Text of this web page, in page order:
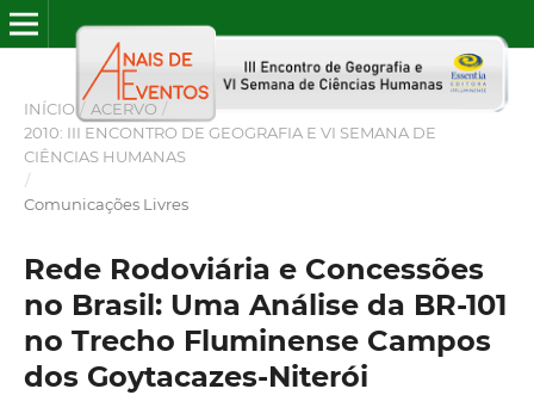
INÍCIO / ACERVO /
2010: III ENCONTRO DE GEOGRAFIA E VI SEMANA DE
CIÊNCIAS HUMANAS
/
Comunicações Livres
Rede Rodoviária e Concessões
no Brasil: Uma Análise da BR-101
no Trecho Fluminense Campos
dos Goytacazes-Niterói